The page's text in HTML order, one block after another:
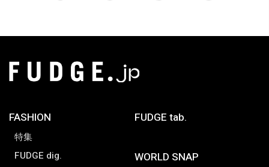
FASHION
特集
FUDGE dig.
FUDGE tab.
WORLD SNAP